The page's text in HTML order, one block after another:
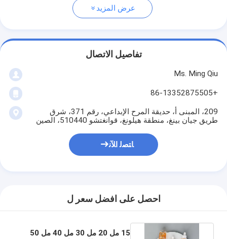
عرض المزيد
تفاصيل الاتصال
Ms. Ming Qiu
+86-13352875505
209، المبنى أ، حديقة المرح الإبداعي، رقم 371، شرق
طريق جيان بينغ، منطقة هيلونغ، قوانغتشو 510440، الصين
ﺎﺘﺼﻟ ﺍﻶﻧ
احصل على افضل سعر ل
15 مل 20 مل 30 مل 40 مل 50